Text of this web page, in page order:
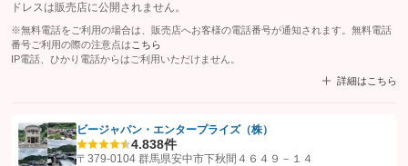
ドレスは販売店に公開されません。
※無料電話をご利用の場合は、販売店へお客様の電話番号が通知されます。無料電話
番号ご利用の際の注意点は こちら
IP電話、ひかり電話からはご利用いただけません。
詳細はこちら
【STEP1】認証画面でグーネットを友だち追加してから「許可する」ボタンを押
ビージャパン・エンタープライズ（株）
4.838件
〒379-0104 群馬県安中市下秋間４６４９－１４